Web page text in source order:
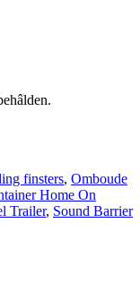
finsters, Omboude
Home On
Trailer, Sound Barrier